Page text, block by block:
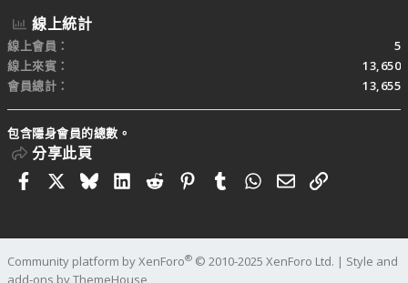
線上統計
線上會員
5
線上來賓
13,650
會員總計
13,655
包含隱身會員的總數。
分享此頁
FacebookBlueskyLinkedIn
RedditPinterestTumblrWhatsApp
電子郵件
連結
Community platform by XenForo® © 2010-2025 XenForo Ltd. | Style and
add-ons by ThemeHouse